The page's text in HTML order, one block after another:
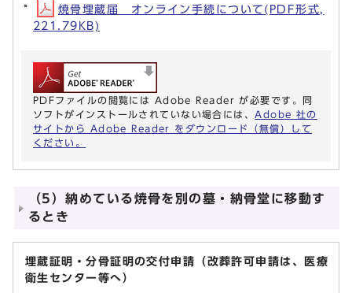
焼骨埋蔵届 オンライン手続について(PDF形式,
221.79KB)
PDFファイルの閲覧には Adobe Reader が必要です。同
ソフトがインストールされていない場合には、 Adobe 社の
サイトから Adobe Reader をダウンロード（無償）して
ください。
（5）納めている焼骨を別の墓・納骨堂に移動す
るとき
埋蔵証明・分骨証明の交付申請（改葬許可申請は、医療
衛生センター等へ）